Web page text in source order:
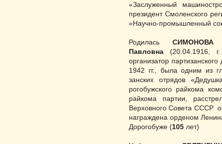
«Заслуженный
президент Смоленского
«Научно-промышленный
Родилась
Павловна (20.04.1916,
организатор
1942 гг., была одним из
занских отрядов
рогобужского райкома
райкома партии,
Верховного Совета СССР
награждена орденом
Дорогобуже (105 лет)